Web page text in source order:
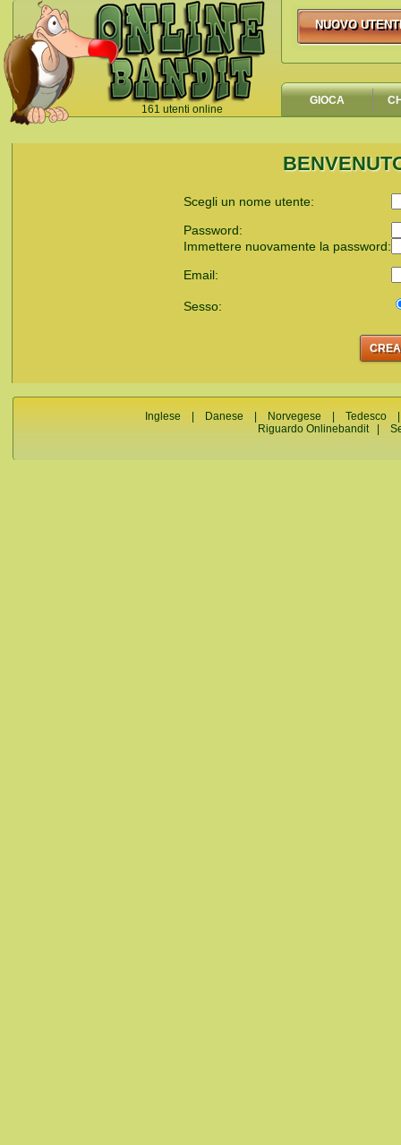
161 utenti online
`
NUOVO
NUOVO
GIOCA
Scegli un nome utente:
Password:
Immettere nuovamente la password:
Email:
Sesso:
Inglese Danese Norvegese |Tedesco
Riguardo Onlinebandit|